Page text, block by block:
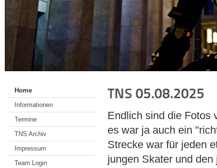
Home
Informationen
Termine
TNS Archiv
Impressum
Team Login
TNS 05.08.2025
Endlich sind die Fotos
es war ja auch ein
Strecke war für jeden
jungen Skater und